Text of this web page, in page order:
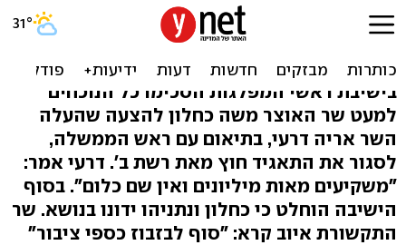
פרסום ראשון: נתניהו שוב
יוזם את סגירת התאגיד
בישיבת ראשי המפלגות הסכימו כל הנוכחים
למעט שר האוצר משה כחלון להצעה שהעלה
השר אריה דרעי, בתיאום עם ראש הממשלה,
לסגור את התאגיד חוץ מאת רשת ב'. דרעי אמר:
"משקיעים מאות מיליונים ואין שם כלום". בסוף
הישיבה הוחלט כי כחלון ונתניהו ידונו בנושא. שר
התקשורת איוב קרא: "סוף לבזבוז כספי ציבור"